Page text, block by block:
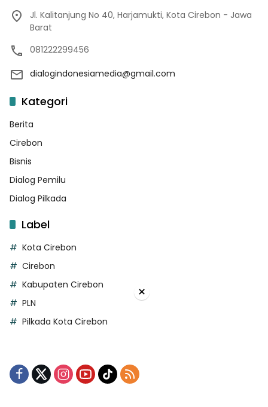
Jl. Kalitanjung No 40, Harjamukti, Kota Cirebon - Jawa
Barat
081222299456
dialogindonesiamedia@gmail.com
Kategori
Berita
Cirebon
Bisnis
Dialog Pemilu
Dialog Pilkada
Label
Kota Cirebon
Cirebon
Kabupaten Cirebon
PLN
Pilkada Kota Cirebon
×